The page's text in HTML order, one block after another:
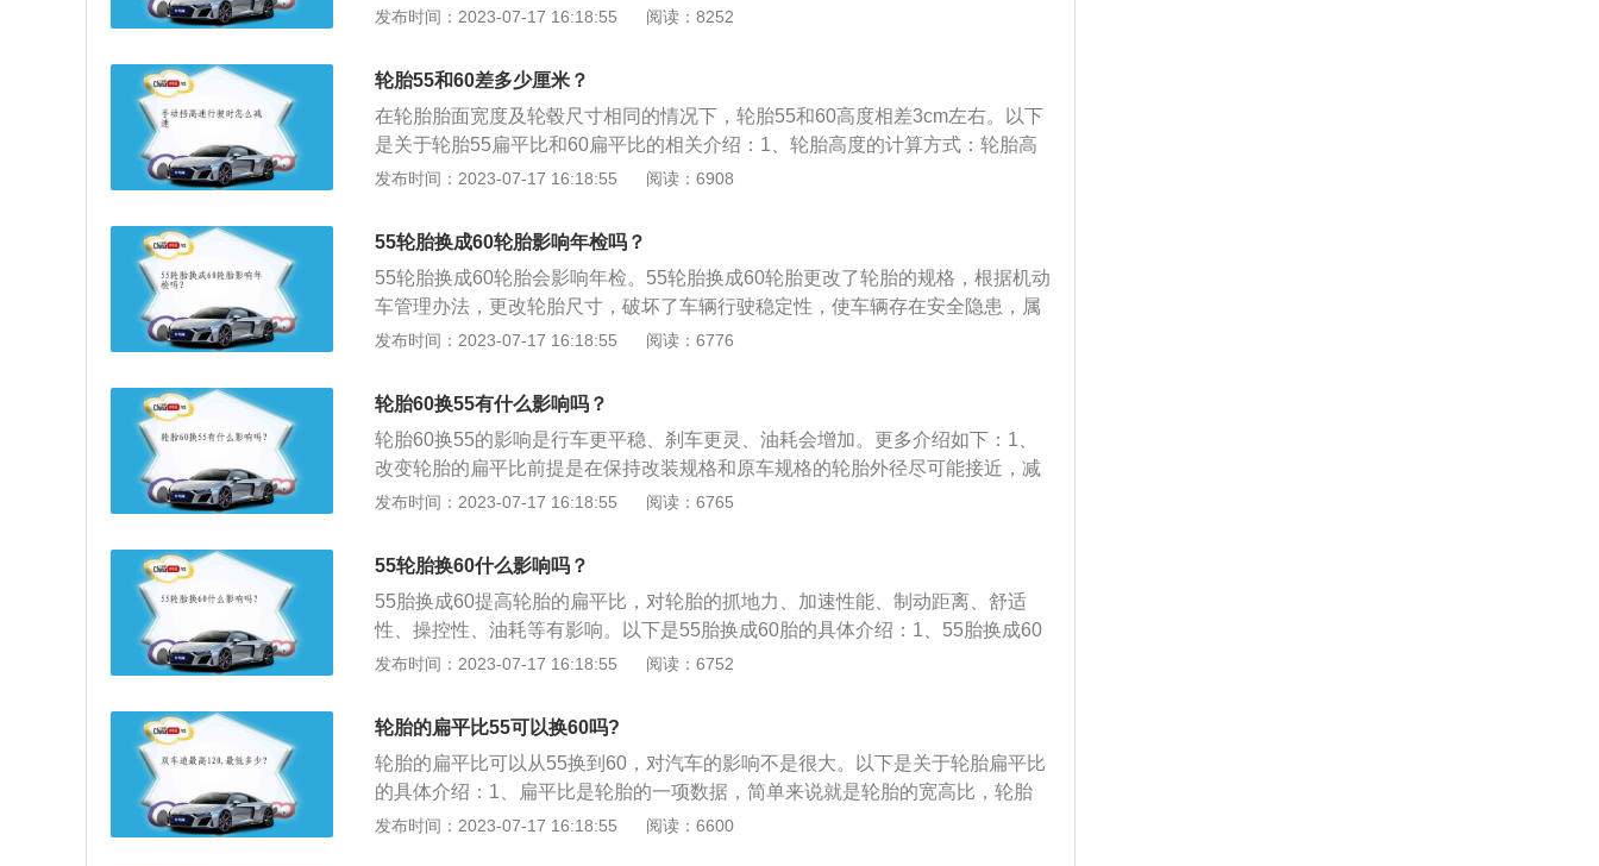
思是胎壁高度是胎面宽度的60%。扁平比数字越大，轮胎从侧面看起来越厚，扁
舒适性越好，减震性能也越好，并且也更加耐用。扁平比越小的轮胎，舒适性不
好，减震性能不好，耐用度也不好。一些扁平比较小的轮胎在过减速带或坑洼路
面时，如果不降低速度通过胎壁就很容易出现鼓包，所以使用这种轮胎的车友们
需要注意，在遇到减速带或坑洼路面时，一定要降低速度再通过。
发布时间：2023-07-17 16:18:55 阅读：8252
轮胎55和60差多少厘米？
在轮胎胎面宽度及轮毂尺寸相同的情况下，轮胎55和60高度相差3cm左右。以下
是关于轮胎55扁平比和60扁平比的相关介绍：1、轮胎高度的计算方式：轮胎高
度=胎面宽度*扁平比*2+轮辋直径。例如,55扁平比的轮胎高度为73.22cm左右，6
大，意味着胎壁从侧面看起来越厚，减震性能越好，舒适性也越好，而且更加耐
用。而扁平比小的轮胎，胎壁较短，胎面宽阔，接地面积更大，因此抓地性好，
转弯时的侧向抵抗能力强，操控性更好，但减震性差，而且胎噪也比较大，没有
扁平比大的轮胎舒适。
发布时间：2023-07-17 16:18:55 阅读：6908
55轮胎换成60轮胎影响年检吗？
55轮胎换成60轮胎会影响年检。55轮胎换成60轮胎更改了轮胎的规格，根据机动
车管理办法，更改轮胎尺寸，破坏了车辆行驶稳定性，使车辆存在安全隐患，属
于非法改装，有可能会过不了年检，甚至会被罚款。有关轮胎的资料如下：1、
胎是汽车的重要部件之一，它直接与路面接触，和汽车悬架共同来缓和汽车行驶
时所受到的冲击，保证汽车有良好的乘座舒适性和行驶平顺性；保证车轮和路面
有良好的附着性；提高汽车的牵引性、制动性和通过性；承受着汽车的重量。
发布时间：2023-07-17 16:18:55 阅读：6776
轮胎60换55有什么影响吗？
轮胎60换55的影响是行车更平稳、刹车更灵、油耗会增加。更多介绍如下：1、
改变轮胎的扁平比前提是在保持改装规格和原车规格的轮胎外径尽可能接近，减
小因外径改变而带来的时速表读数误差，改变扁平而不改变轮胎外径可以通过同
的接地滚动的圆环形弹性橡胶制品，通常安装在金属轮辋上，其能支承车身，缓
冲外界冲击，实现与路面的接触并保证车辆的行驶性能。
发布时间：2023-07-17 16:18:55 阅读：6765
55轮胎换60什么影响吗？
55胎换成60提高轮胎的扁平比，对轮胎的抓地力、加速性能、制动距离、舒适
性、操控性、油耗等有影响。以下是55胎换成60胎的具体介绍：1、55胎换成60
胎的优点是由于胎壁变长，轮胎高度变高，通过性好，而且提高扁平比，轮胎变
感变差，转弯时侧向抵抗力弱，操控性不好，加速性能会有所下降。2、55胎换
成60胎需要在保持改装规格和原车规格外径尽可能接近的前提下进行，不能超过
3%，否则可能会导致轮胎在转向时碰到翼子板或其他的部件，存在安全隐患。
3、一般不建议55胎换成60胎，因为正常情况下汽车轮胎原车的扁平比是汽车经
过一系列的出厂测试得到的最佳扁平比，最佳的扁平比有利于汽车的各项工作的
发布时间：2023-07-17 16:18:55 阅读：6752
轮胎的扁平比55可以换60吗?
轮胎的扁平比可以从55换到60，对汽车的影响不是很大。以下是关于轮胎扁平比
的具体介绍：1、扁平比是轮胎的一项数据，简单来说就是轮胎的宽高比，轮胎
扁平比从55换到60以后，轮胎的胎壁会变厚，汽车的舒适性就会增加，这样汽车
发布时间：2023-07-17 16:18:55 阅读：6600